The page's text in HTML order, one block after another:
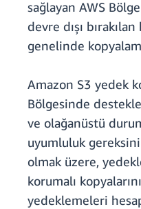
sağlayan AWS
devre dışı
genelinde
Amazon S3 yedek
Bölgesinde
ve olağanüstü
uyumluluk
olmak üzere,
korumalı
yedeklemeleri